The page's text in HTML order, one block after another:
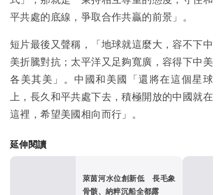
平共處的底線，爭取合作共贏的前景」。
短片最後又聲稱，「地球就這麼大，容不下中
美折騰對抗；太平洋又足夠寬廣，容得下中美
各美其美」。中國和美國「還將在這個星球
上，長久和平共處下去，積極開放的中國就在
這裡，希望美國相向而行」。
延伸閱讀
萊茵河水位創新低 長毛象
骨骸、納粹沉船全都露